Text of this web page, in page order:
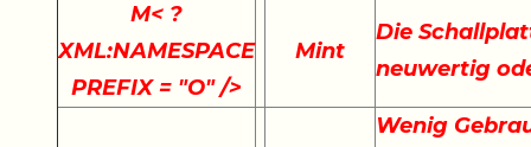
M< ?
XML:NAMESPACE
PREFIX = "O" />
Mint
Die
neuwertig
Wenig